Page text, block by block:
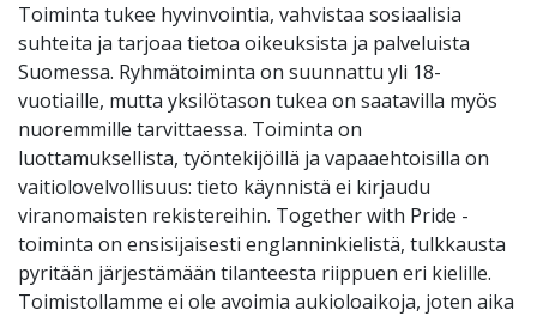
Toiminta tukee hyvinvointia, vahvistaa sosiaalisia
suhteita ja tarjoaa tietoa oikeuksista ja palveluista
Suomessa. Ryhmätoiminta on suunnattu yli 18-
vuotiaille, mutta yksilötason tukea on saatavilla myös
nuoremmille tarvittaessa. Toiminta on
luottamuksellista, työntekijöillä ja vapaaehtoisilla on
vaitiolovelvollisuus: tieto käynnistä ei kirjaudu
viranomaisten rekistereihin. Together with Pride -
toiminta on ensisijaisesti englanninkielistä, tulkkausta
pyritään järjestämään tilanteesta riippuen eri kielille.
Toimistollamme ei ole avoimia aukioloaikoja, joten aika